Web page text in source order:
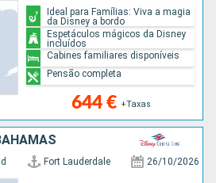
644 € +Taxas
Ideal para Famílias: Viva a magia
da Disney a bordo
Espetáculos mágicos da Disney
incluídos
Cabines familiares disponíveis
Pensão completa
Fort Lauderdale 26/10/2026